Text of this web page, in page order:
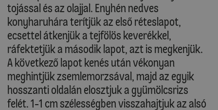
tojással és az olajjal. Enyhén nedves
konyharuhára terítjük az első réteslapot,
ecsettel átkenjük a tejfölös keverékkel,
ráfektetjük a második lapot, azt is megkenjük.
A következő lapot kenés után vékonyan
meghintjük zsemlemorzsával, majd az egyik
hosszanti oldalán elosztjuk a gyümölcsrizs
felét. 1-1 cm szélességben visszahajtjuk az alsó